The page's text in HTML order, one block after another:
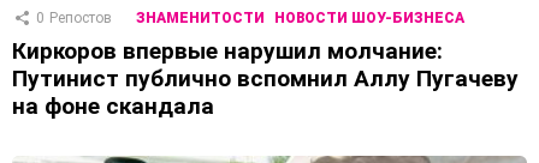
0 Репостов ЗНАМЕНИТОСТИ НОВОСТИ ШОУ-БИЗНЕСА
Киркоров впервые нарушил молчание:
Путинист публично вспомнил Аллу Пугачеву
на фоне скандала